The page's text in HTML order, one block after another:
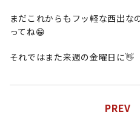
まだこれからもフッ軽な西出な
ってね😁
それではまた来週の金曜日に👋
PREV